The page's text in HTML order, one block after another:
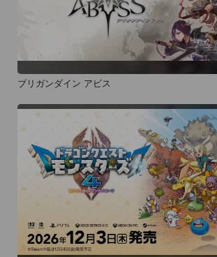
ブリガンダイン アビス